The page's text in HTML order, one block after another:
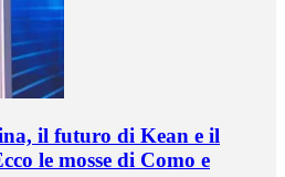
il futuro di Kean e il
le mosse di Como e